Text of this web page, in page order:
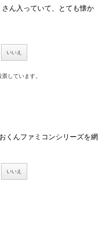
ん入っていて、とても懐か
いいえ
しています。
くんファミコンシリーズを網
いいえ